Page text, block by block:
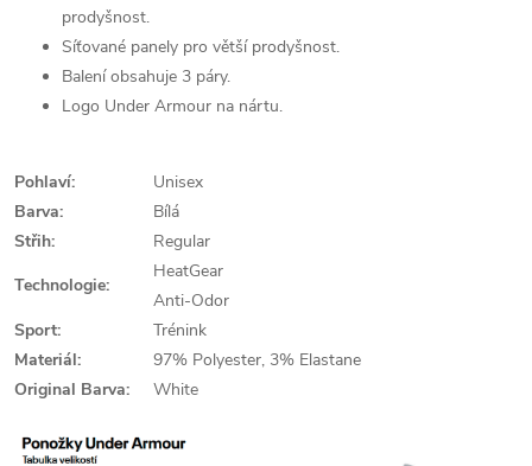
prodyšnost.
Síťované panely pro větší prodyšnost.
Balení obsahuje 3 páry.
Logo Under Armour na nártu.
Pohlaví:
Unisex
Barva:
Bílá
Střih:
Regular
Technologie:
HeatGear
Anti-Odor
Sport:
Trénink
Materiál:
97% Polyester, 3% Elastane
Original Barva:
White